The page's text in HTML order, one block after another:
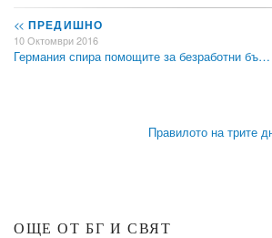
<< ПРЕДИШНО
10 Октомври 2016
Германия спира помощите за безработни бъ…
Правилото на трите
ОЩЕ ОТ БГ И СВЯТ